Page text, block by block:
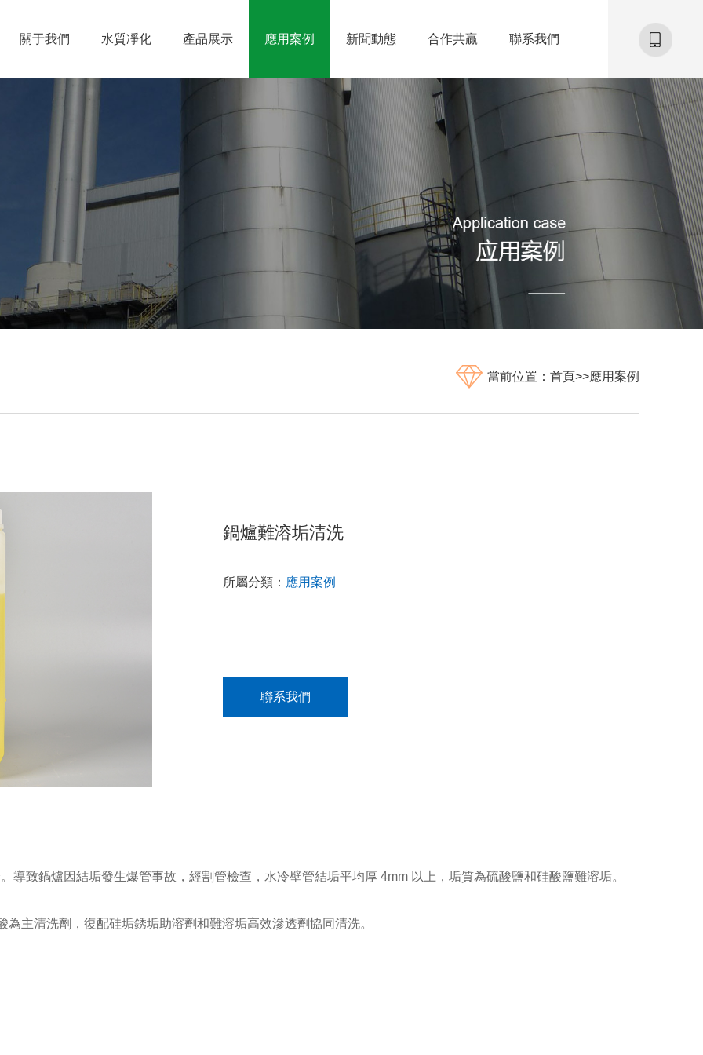
關于我們 水質凈化 產品展示 應用案例 新聞動態 合作共贏 聯系我們
當前位置：首頁>>應用案例
鍋爐難溶垢清洗
所屬分類： 應用案例
聯系我們
導致鍋爐因結垢發生爆管事故，經割管檢查，水冷壁管結垢平均厚 4mm 以上，垢質為硫酸鹽和硅酸鹽難溶垢。
主清洗劑，復配硅垢銹垢助溶劑和難溶垢高效滲透劑協同清洗。